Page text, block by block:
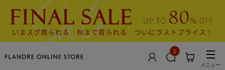
2
メニュー